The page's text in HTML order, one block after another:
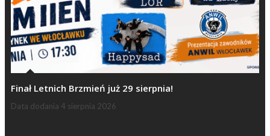
Finał Letnich Brzmień już 29 sierpnia!
Data dodania 4 sierpnia 2026